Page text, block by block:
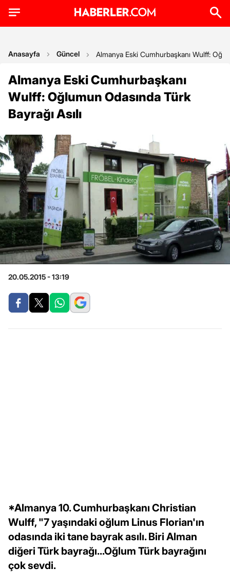
Anasayfa Güncel Almanya Eski Cumhurbaşkanı Wulff:
Almanya Eski Cumhurbaşkanı
Wulff: Oğlumun Odasında Türk
Bayrağı Asılı
20.05.2015 - 13:19
*Almanya 10. Cumhurbaşkanı Christian
Wulff, "7 yaşındaki oğlum Linus Florian'ın
odasında iki tane bayrak asılı. Biri Alman
diğeri Türk bayrağı...Oğlum Türk bayrağını
çok sevdi.